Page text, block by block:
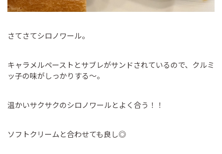
さてさてシロノワール。
キャラメルペーストとサブレがサンドされているので、クルミ
ッ子の味がしっかりする〜。
温かいサクサクのシロノワールとよく合う！！
ソフトクリームと合わせても良し◎